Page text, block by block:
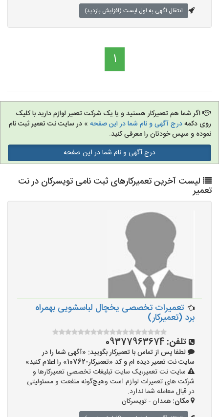
انتقال آگهی به اول لیست (افزایش بازدید)
1
اگر شما هم تعمیرکار هستید و یا یک شرکت تعمیر لوازم دارید با کلیک
روی دکمهدرج آگهی و نام شما در این صفحه » در سایت نت تعمیر ثبت نام
نموده و سپس خودتان را معرفی کنید.
درج آگهی و نام شما در این صفحه
لیست آخرین تعمیرکارهای ثبت نامی تویسرکان در نت
تعمیر
تعمیرات تخصصی یخچال لباسشویی بهمراه
برد (تعمیرکار)
تلفن: 09377963674
لطفا پس از تماس با تعمیرکار بگویید: «آگهی شما را در
سایت نت تعمیر دیده ام و کد «تعمیرکار-10762» را اعلام کنید»
سایت نت تعمیر،یک سایت تبلیغات تخصصی تعمیرکارها و
شرکت های تعمیرات لوازم است وهیچ‌گونه منفعت و مسئولیتی
در قبال معامله شما ندارد.
مکان:همدان - تویسرکان